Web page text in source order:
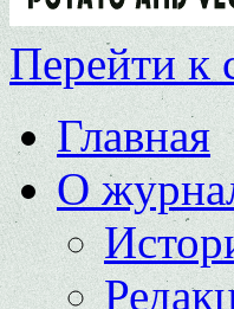
Перейти к
Главная
О